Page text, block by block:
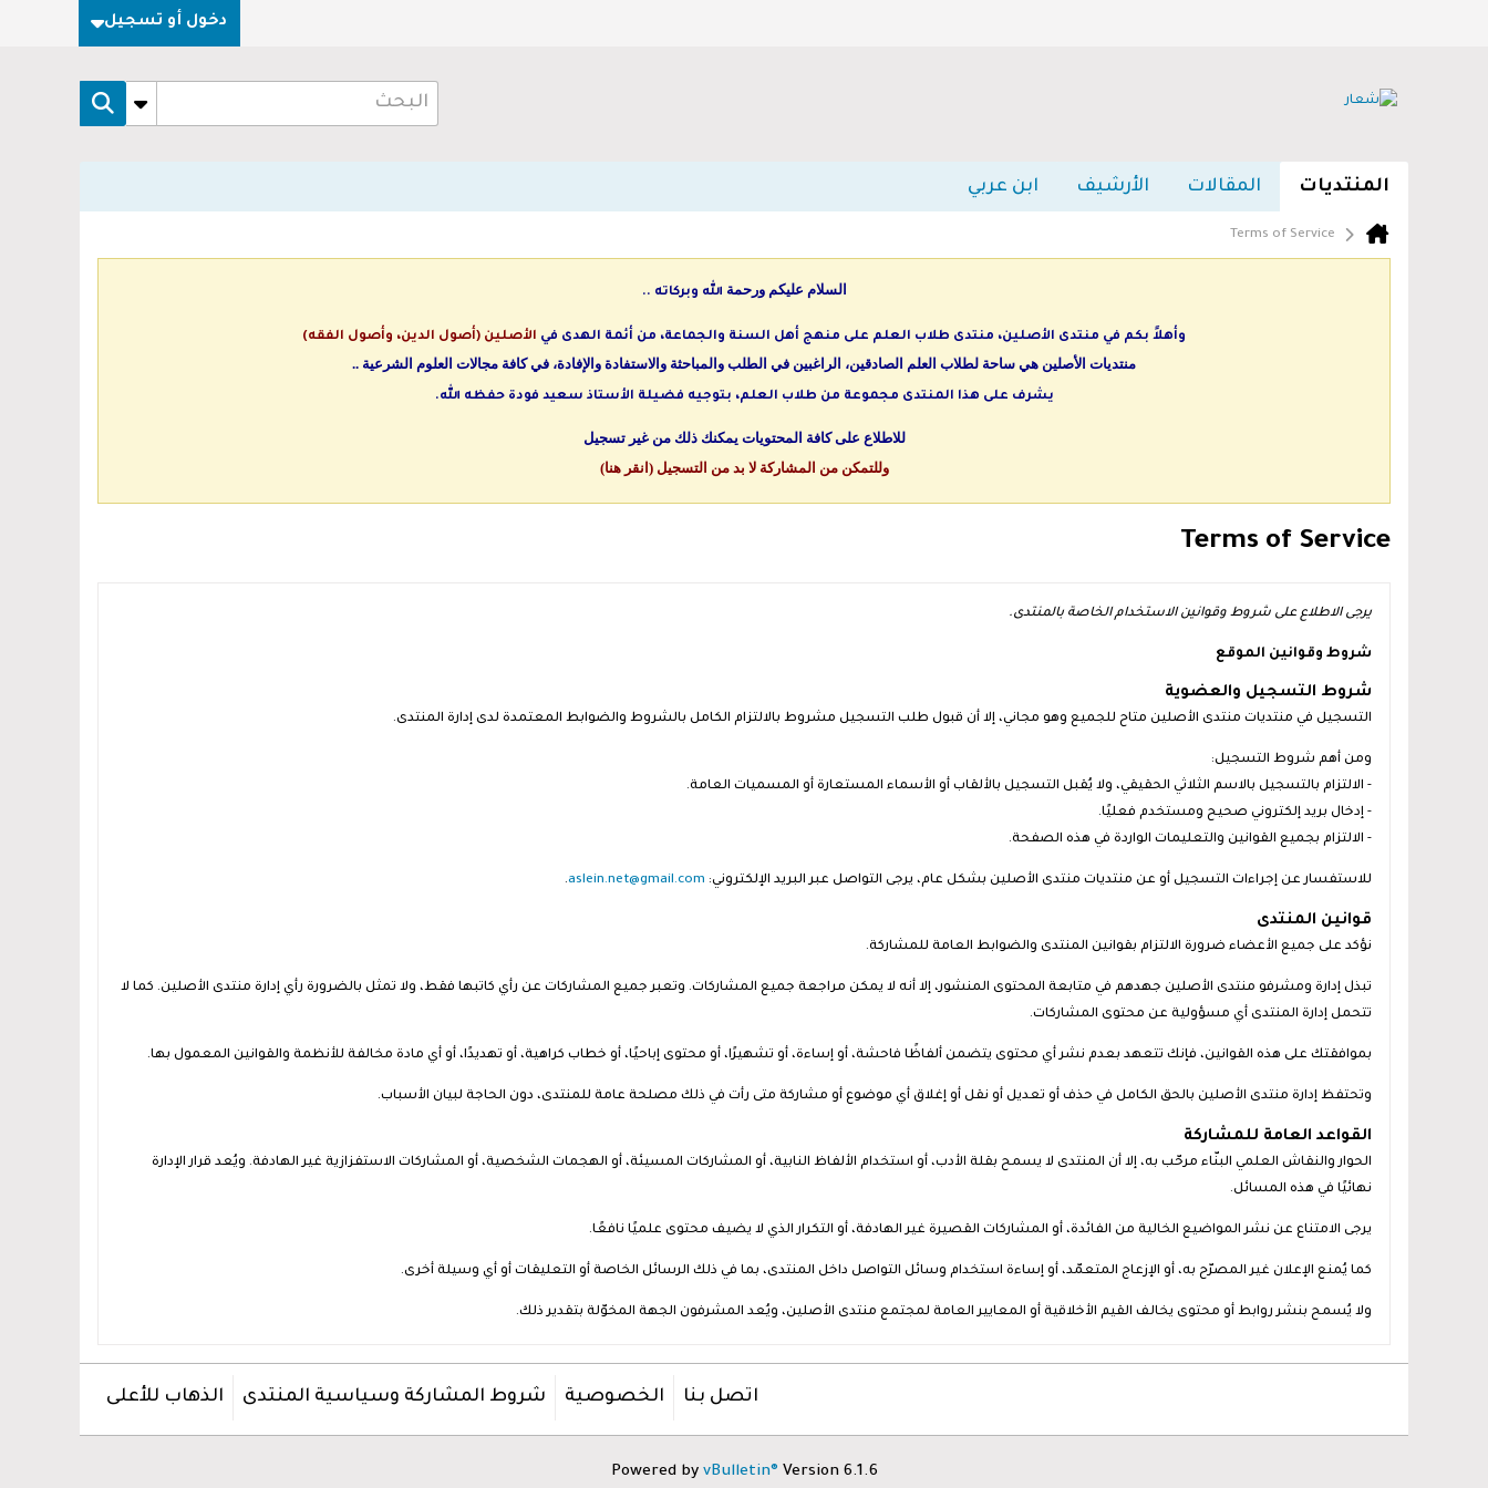
دخول أو تسجيل
المنتديات المقالات الأرشيف ابن عربي
Terms of Service
السلام عليكم ورحمة الله وبركاته ..
وأهلاً بكم في منتدى الأصلين، منتدى طلاب العلم على منهج أهل السنة والجماعة، من أئمة الهدى في الأصلين (أصول الدين، وأصول الفقه)
منتديات الأصلين هي ساحة لطلاب العلم الصادقين، الراغبين في الطلب والمباحثة والاستفادة والإفادة، في كافة مجالات العلوم الشرعية ..
يشرف على هذا المنتدى مجموعة من طلاب العلم، بتوجيه فضيلة الأستاذ سعيد فودة حفظه الله.
للاطلاع على كافة المحتويات يمكنك ذلك من غير تسجيل
وللتمكن من المشاركة لا بد من التسجيل ( انقر هنا)
Terms of Service
يرجى الاطلاع على شروط وقوانين الاستخدام الخاصة بالمنتدى.
شروط وقوانين الموقع
شروط التسجيل والعضوية
التسجيل في منتديات منتدى الأصلين متاح للجميع وهو مجاني، إلا أن قبول طلب التسجيل مشروط بالالتزام الكامل بالشروط والضوابط المعتمدة لدى إدارة المنتدى.
ومن أهم شروط التسجيل:
- الالتزام بالتسجيل بالاسم الثلاثي الحقيقي، ولا يُقبل التسجيل بالألقاب أو الأسماء المستعارة أو المسميات العامة.
- إدخال بريد إلكتروني صحيح ومستخدم فعليًا.
- الالتزام بجميع القوانين والتعليمات الواردة في هذه الصفحة.
للاستفسار عن إجراءات التسجيل أو عن منتديات منتدى الأصلين بشكل عام، يرجى التواصل عبر البريد الإلكتروني: aslein.net@gmail.com
.
قوانين المنتدى
نؤكد على جميع الأعضاء ضرورة الالتزام بقوانين المنتدى والضوابط العامة للمشاركة.
تبذل إدارة ومشرفو منتدى الأصلين جهدهم في متابعة المحتوى المنشور، إلا أنه لا يمكن مراجعة جميع المشاركات. وتعبر جميع المشاركات عن رأي كاتبها فقط، ولا تمثل بالضرورة رأي إدارة منتدى الأصلين. كما لا
تتحمل إدارة المنتدى أي مسؤولية عن محتوى المشاركات.
بموافقتك على هذه القوانين، فإنك تتعهد بعدم نشر أي محتوى يتضمن ألفاظًا فاحشة، أو إساءة، أو تشهيرًا، أو محتوى إباحيًا، أو خطاب كراهية، أو تهديدًا، أو أي مادة مخالفة للأنظمة والقوانين المعمول بها.
وتحتفظ إدارة منتدى الأصلين بالحق الكامل في حذف أو تعديل أو نقل أو إغلاق أي موضوع أو مشاركة متى رأت في ذلك مصلحة عامة للمنتدى، دون الحاجة لبيان الأسباب.
القواعد العامة للمشاركة
الحوار والنقاش العلمي البنّاء مرحّب به، إلا أن المنتدى لا يسمح بقلة الأدب، أو استخدام الألفاظ النابية، أو المشاركات المسيئة، أو الهجمات الشخصية، أو المشاركات الاستفزازية غير الهادفة. ويُعد قرار الإدارة
نهائيًا في هذه المسائل.
يرجى الامتناع عن نشر المواضيع الخالية من الفائدة، أو المشاركات القصيرة غير الهادفة، أو التكرار الذي لا يضيف محتوى علميًا نافعًا.
كما يُمنع الإعلان غير المصرّح به، أو الإزعاج المتعمّد، أو إساءة استخدام وسائل التواصل داخل المنتدى، بما في ذلك الرسائل الخاصة أو التعليقات أو أي وسيلة أخرى.
ولا يُسمح بنشر روابط أو محتوى يخالف القيم الأخلاقية أو المعايير العامة لمجتمع منتدى الأصلين، ويُعد المشرفون الجهة المخوّلة بتقدير ذلك.
اتصل بنا الخصوصية شروط المشاركة وسياسية المنتدى الذهاب للأعلى
Powered by vBulletin® Version 6.1.6